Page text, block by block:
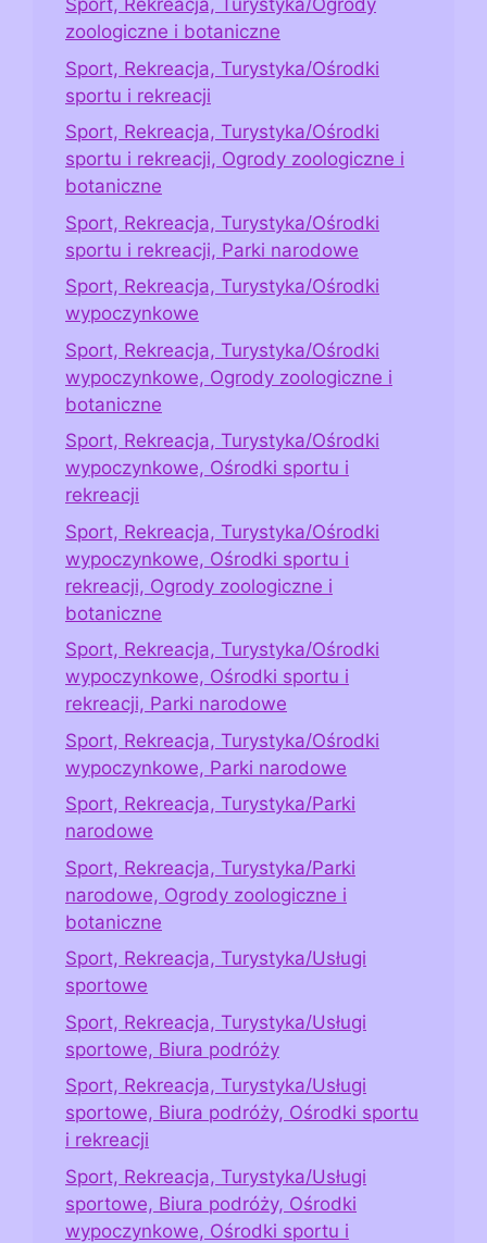
Sport, Rekreacja, Turystyka/Ogrody
zoologiczne i botaniczne
Sport, Rekreacja, Turystyka/Ośrodki
sportu i rekreacji
Sport, Rekreacja, Turystyka/Ośrodki
sportu i rekreacji, Ogrody zoologiczne i
botaniczne
Sport, Rekreacja, Turystyka/Ośrodki
sportu i rekreacji, Parki narodowe
Sport, Rekreacja, Turystyka/Ośrodki
wypoczynkowe
Sport, Rekreacja, Turystyka/Ośrodki
wypoczynkowe, Ogrody zoologiczne i
botaniczne
Sport, Rekreacja, Turystyka/Ośrodki
wypoczynkowe, Ośrodki sportu i
rekreacji
Sport, Rekreacja, Turystyka/Ośrodki
wypoczynkowe, Ośrodki sportu i
rekreacji, Ogrody zoologiczne i
botaniczne
Sport, Rekreacja, Turystyka/Ośrodki
wypoczynkowe, Ośrodki sportu i
rekreacji, Parki narodowe
Sport, Rekreacja, Turystyka/Ośrodki
wypoczynkowe, Parki narodowe
Sport, Rekreacja, Turystyka/Parki
narodowe
Sport, Rekreacja, Turystyka/Parki
narodowe, Ogrody zoologiczne i
botaniczne
Sport, Rekreacja, Turystyka/Usługi
sportowe
Sport, Rekreacja, Turystyka/Usługi
sportowe, Biura podróży
Sport, Rekreacja, Turystyka/Usługi
sportowe, Biura podróży, Ośrodki sportu
i rekreacji
Sport, Rekreacja, Turystyka/Usługi
sportowe, Biura podróży, Ośrodki
wypoczynkowe, Ośrodki sportu i